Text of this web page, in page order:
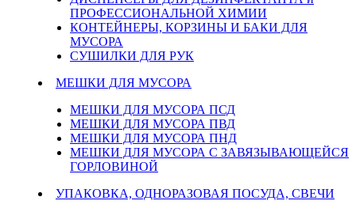
ПРОФЕССИОНАЛЬНОЙ ХИМИИ
КОНТЕЙНЕРЫ, КОРЗИНЫ И БАКИ ДЛЯ
МУСОРА
СУШИЛКИ ДЛЯ РУК
МЕШКИ ДЛЯ МУСОРА
МЕШКИ ДЛЯ МУСОРА ПСД
МЕШКИ ДЛЯ МУСОРА ПВД
МЕШКИ ДЛЯ МУСОРА ПНД
МЕШКИ ДЛЯ МУСОРА С ЗАВЯЗЫВАЮЩЕЙСЯ
ГОРЛОВИНОЙ
УПАКОВКА, ОДНОРАЗОВАЯ ПОСУДА, СВЕЧИ